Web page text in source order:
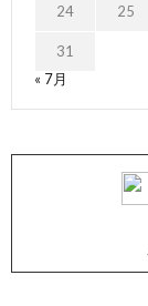
24 25
31
« 7月